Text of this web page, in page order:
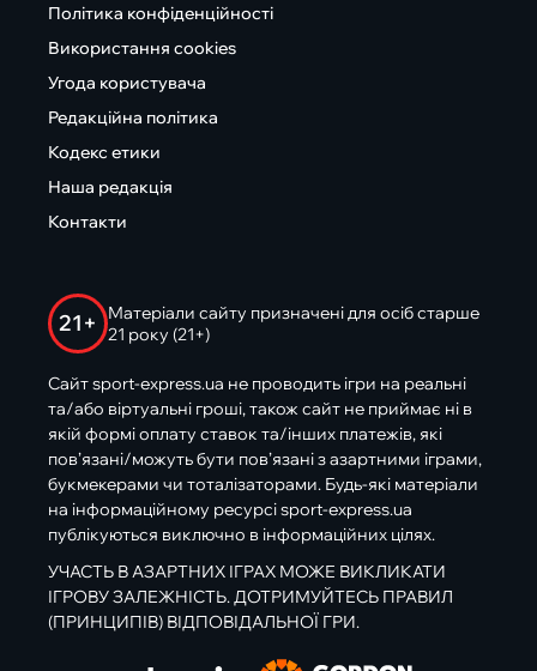
Політика конфіденційності
Використання cookies
Угода користувача
Редакційна політика
Кодекс етики
Наша редакція
Контакти
21+
Матеріали сайту призначені для осіб старше
21 року (21+)
Сайт sport-express.ua не проводить ігри на реальні
та/або віртуальні гроші, також сайт не приймає ні в
якій формі оплату ставок та/інших платежів, які
пов’язані/можуть бути пов’язані з азартними іграми,
букмекерами чи тоталізаторами. Будь-які матеріали
на інформаційному ресурсі sport-express.ua
публікуються виключно в інформаційних цілях.
УЧАСТЬ В АЗАРТНИХ ІГРАХ МОЖЕ ВИКЛИКАТИ
ІГРОВУ ЗАЛЕЖНІСТЬ. ДОТРИМУЙТЕСЬ ПРАВИЛ
(ПРИНЦИПІВ) ВІДПОВІДАЛЬНОЇ ГРИ.